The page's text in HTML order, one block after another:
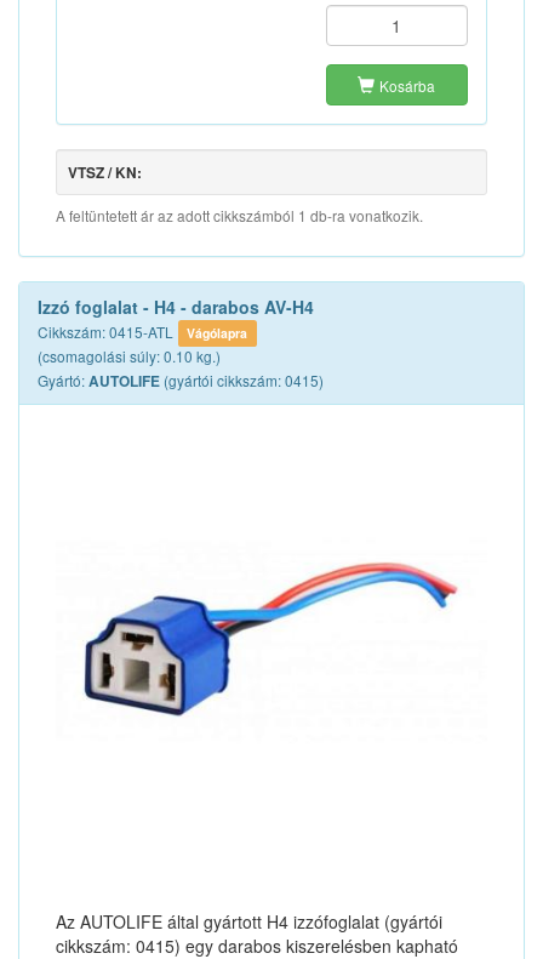
Kosárba
VTSZ / KN:
A feltüntetett ár az adott cikkszámból 1 db-ra vonatkozik.
Izzó foglalat - H4 - darabos AV-H4
Cikkszám: 0415-ATL Vágólapra
(csomagolási súly: 0.10 kg.)
Gyártó:AUTOLIFE (gyártói cikkszám: 0415)
Az AUTOLIFE által gyártott H4 izzófoglalat (gyártói
cikkszám: 0415) egy darabos kiszerelésben kapható